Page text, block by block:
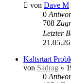
von Dave M
0
708
Letzter
Kaltsrtart
von Sadrag »
0